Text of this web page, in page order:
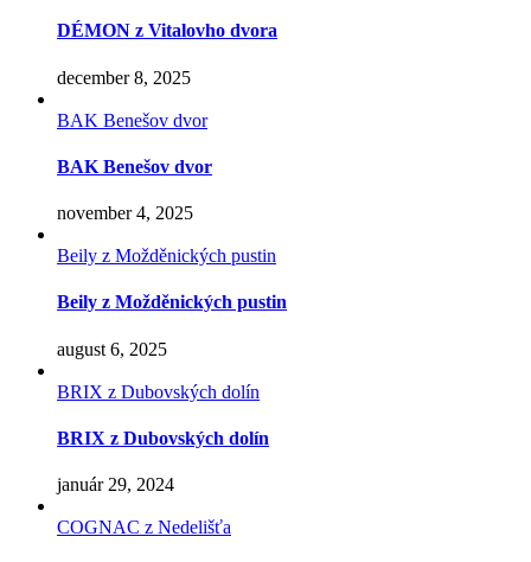
DÉMON z Vitalovho dvora
december 8, 2025
BAK Benešov dvor
BAK Benešov dvor
november 4, 2025
Beily z Možděnických pustin
Beily z Možděnických pustin
august 6, 2025
BRIX z Dubovských dolín
BRIX z Dubovských dolín
január 29, 2024
COGNAC z Nedelišťa